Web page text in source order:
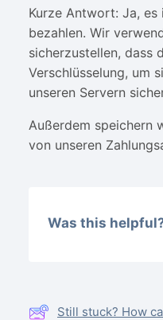
Kurze Antwort: Ja, es
bezahlen. Wir
sicherzustellen, dass
Verschlüsselung, um
unseren Servern
Außerdem speichern
von unseren
Was this
Still stuck? How